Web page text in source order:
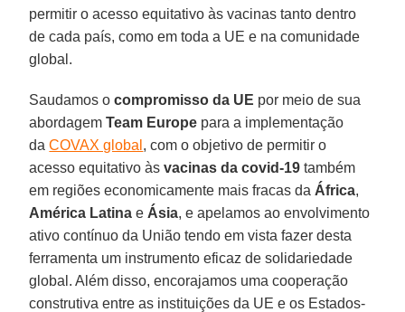
permitir o acesso equitativo às vacinas tanto dentro
de cada país, como em toda a UE e na comunidade
global.
Saudamos ocompromisso da UE por meio de sua
abordagemTeam Europe para a implementação
daCOVAX global , com o objetivo de permitir o
acesso equitativo àsvacinas da covid-19 também
em regiões economicamente mais fracas da África,
América Latina e Ásia, e apelamos ao envolvimento
ativo contínuo da União tendo em vista fazer desta
ferramenta um instrumento eficaz de solidariedade
global. Além disso, encorajamos uma cooperação
construtiva entre as instituições da UE e os Estados-